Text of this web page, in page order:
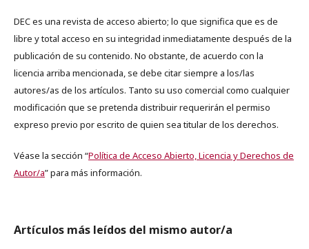
DEC es una revista de acceso abierto; lo que significa que es de
libre y total acceso en su integridad inmediatamente después de la
publicación de su contenido. No obstante, de acuerdo con la
licencia arriba mencionada, se debe citar siempre a los/las
autores/as de los artículos. Tanto su uso comercial como cualquier
modificación que se pretenda distribuir requerirán el permiso
expreso previo por escrito de quien sea titular de los derechos.
Véase la sección “Política de Acceso Abierto, Licencia y Derechos de
Autor/a” para más información.
Artículos más leídos del mismo autor/a